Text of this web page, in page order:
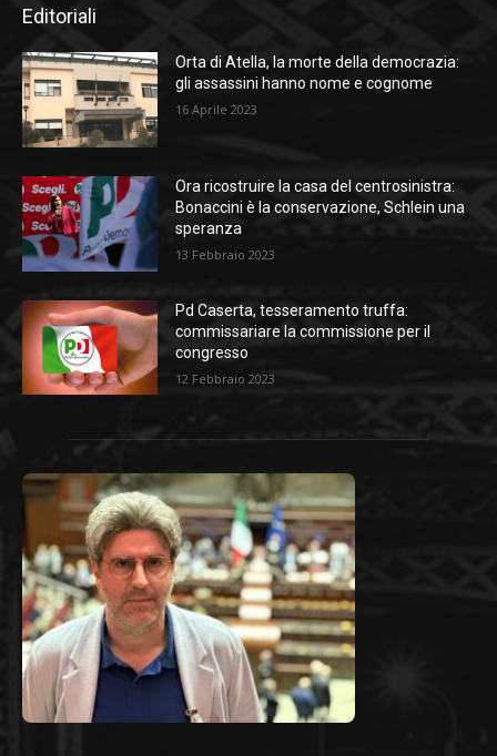
Editoriali
Orta di Atella, la morte della democrazia:
gli assassini hanno nome e cognome
16 Aprile 2023
Ora ricostruire la casa del centrosinistra:
Bonaccini è la conservazione, Schlein una
speranza
13 Febbraio 2023
Pd Caserta, tesseramento truffa:
commissariare la commissione per il
congresso
12 Febbraio 2023